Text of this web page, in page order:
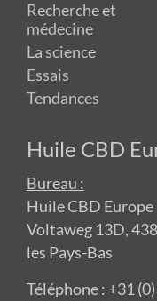
Recherche et
médecine
La science
Essais
Tendances
Huile CBD
Bureau :
Huile CBD Europe
Voltaweg 13D,
les Pays-Bas
Téléphone : +31